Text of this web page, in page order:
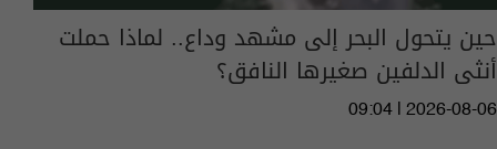
حين يتحول البحر إلى مشهد وداع.. لماذا حملت
أنثى الدلفين صغيرها النافق؟
09:04 | 2026-08-06